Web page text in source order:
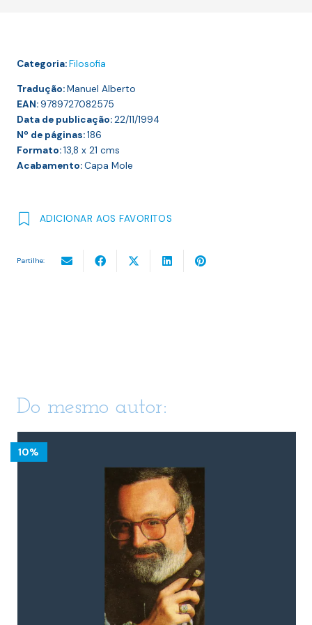
Categoria:Filosofia
Tradução:Manuel Alberto
EAN:9789727082575
Data de publicação:22/11/1994
Nº de páginas:186
Formato:13,8 x 21 cms
Acabamento:Capa Mole
ADICIONAR AOS FAVORITOS
Partilhe:
Do mesmo autor:
10%